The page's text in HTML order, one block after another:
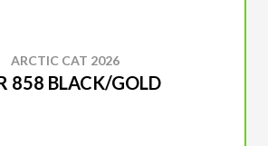
ARCTIC CAT 2026
858 BLACK/GOLD